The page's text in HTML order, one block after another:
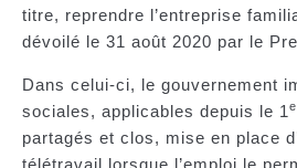
titre, reprendre l’entreprise
dévoilé le 31 août 2020 par le
Dans celui-ci, le gouvernement
sociales, applicables depuis le 1
partagés et clos, mise en place
télétravail lorsque l’emploi le